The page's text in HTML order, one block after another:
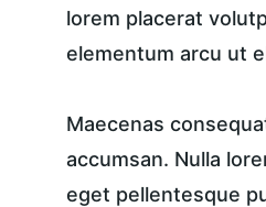
lorem placerat
elementum arcu ut
Maecenas
accumsan. Nulla
eget pellentesque